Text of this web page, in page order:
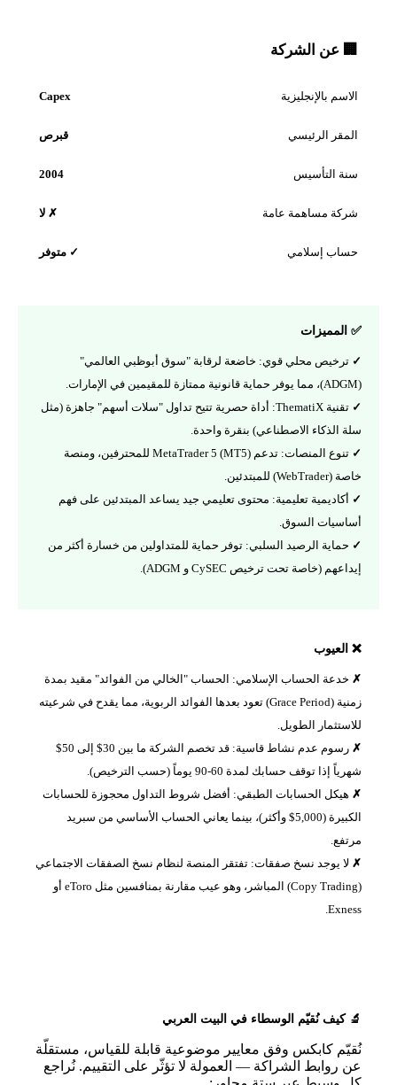
🏢 عن الشركة
الاسم بالإنجليزية Capex
المقر الرئيسي قبرص
سنة التأسيس 2004
شركة مساهمة عامة ✗ لا
حساب إسلامي ✓ متوفر
✅ المميزات
ترخيص محلي قوي: خاضعة لرقابة "سوق أبوظبي العالمي"
(ADGM)، مما يوفر حماية قانونية ممتازة للمقيمين في الإمارات.
تقنية ThematiX: أداة حصرية تتيح تداول "سلات أسهم" جاهزة (مثل
سلة الذكاء الاصطناعي) بنقرة واحدة.
تنوع المنصات: تدعم MetaTrader 5 (MT5) للمحترفين، ومنصة
خاصة (WebTrader) للمبتدئين.
أكاديمية تعليمية: محتوى تعليمي جيد يساعد المبتدئين على فهم
أساسيات السوق.
حماية الرصيد السلبي: توفر حماية للمتداولين من خسارة أكثر من
إيداعهم (خاصة تحت ترخيص CySEC و ADGM).
❌ العيوب
خدعة الحساب الإسلامي: الحساب "الخالي من الفوائد" مقيد بمدة
زمنية (Grace Period) تعود بعدها الفوائد الربوية، مما يقدح في شرعيته
للاستثمار الطويل.
رسوم عدم نشاط قاسية: قد تخصم الشركة ما بين 30$ إلى 50$
شهرياً إذا توقف حسابك لمدة 60-90 يوماً (حسب الترخيص).
هيكل الحسابات الطبقي: أفضل شروط التداول محجوزة للحسابات
الكبيرة (5,000$ وأكثر)، بينما يعاني الحساب الأساسي من سبريد
مرتفع.
لا يوجد نسخ صفقات: تفتقر المنصة لنظام نسخ الصفقات الاجتماعي
(Copy Trading) المباشر، وهو عيب مقارنة بمنافسين مثل eToro أو
Exness.
🔬 كيف نُقيّم الوسطاء في البيت العربي
نُقيّم كابكس وفق معايير موضوعية قابلة للقياس، مستقلّة
عن روابط الشراكة — العمولة لا تؤثّر على التقييم. نُراجع